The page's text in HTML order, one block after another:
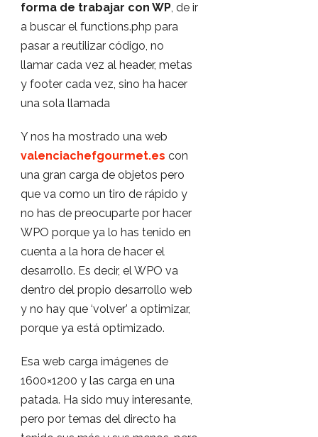
forma de trabajar con WP, de ir
a buscar el functions.php para
pasar a reutilizar código, no
llamar cada vez al header, metas
y footer cada vez, sino ha hacer
una sola llamada
Y nos ha mostrado una web
valenciachefgourmet.es con
una gran carga de objetos pero
que va como un tiro de rápido y
no has de preocuparte por hacer
WPO porque ya lo has tenido en
cuenta a la hora de hacer el
desarrollo. Es decir, el WPO va
dentro del propio desarrollo web
y no hay que ‘volver’ a optimizar,
porque ya está optimizado.
Esa web carga imágenes de
1600×1200 y las carga en una
patada. Ha sido muy interesante,
pero por temas del directo ha